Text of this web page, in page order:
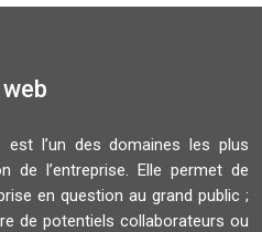
est l’un des domaines les plus
de l’entreprise. Elle permet de
en question au grand public ;
de potentiels collaborateurs ou